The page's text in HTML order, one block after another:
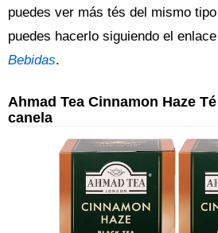
puedes ver más tés del mismo
puedes hacerlo siguiendo el
Bebidas.
Ahmad Tea Cinnamon Haze
canela